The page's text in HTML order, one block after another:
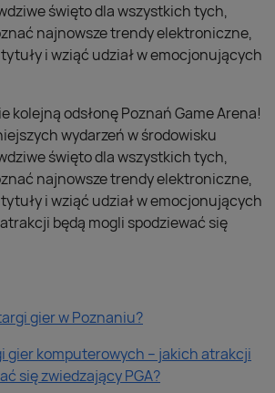
święto dla wszystkich tych,
najnowsze trendy elektroniczne,
i wziąć udział w emocjonujących
kolejną odsłonę Poznań Game Arena!
wydarzeń w środowisku
święto dla wszystkich tych,
najnowsze trendy elektroniczne,
i wziąć udział w emocjonujących
będą mogli spodziewać się
gier w Poznaniu?
gier komputerowych – jakich atrakcji
się zwiedzający PGA?